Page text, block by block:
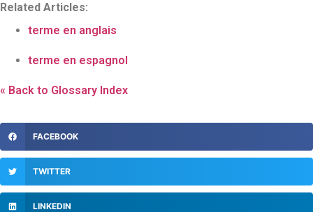
Related Articles:
terme en anglais
terme en espagnol
« Back to Glossary Index
FACEBOOK
TWITTER
LINKEDIN